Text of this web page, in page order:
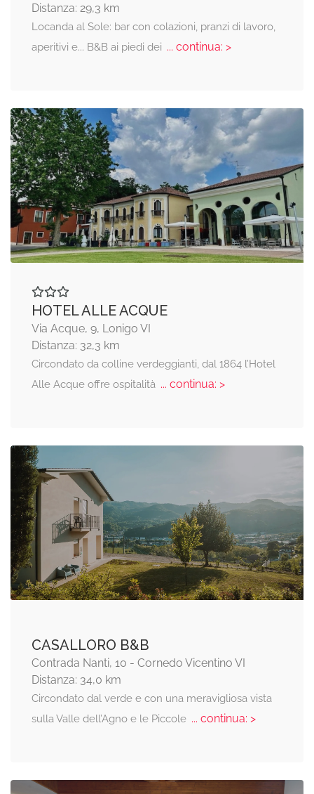
Distanza: 29,3 km
Locanda al Sole: bar con colazioni, pranzi di lavoro,
aperitivi e... B&B ai piedi dei ... continua: >
HOTEL ALLE ACQUE
Via Acque, 9, Lonigo VI
Distanza: 32,3 km
Circondato da colline verdeggianti, dal 1864 l’Hotel
Alle Acque offre ospitalità... continua: >
CASALLORO B&B
Contrada Nanti, 10 - Cornedo Vicentino VI
Distanza: 34,0 km
Circondato dal verde e con una meravigliosa vista
sulla Valle dell’Agno e le Piccole... continua: >